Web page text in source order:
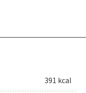
391 kcal